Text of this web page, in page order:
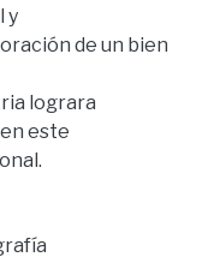
y
de un bien
lograra
este